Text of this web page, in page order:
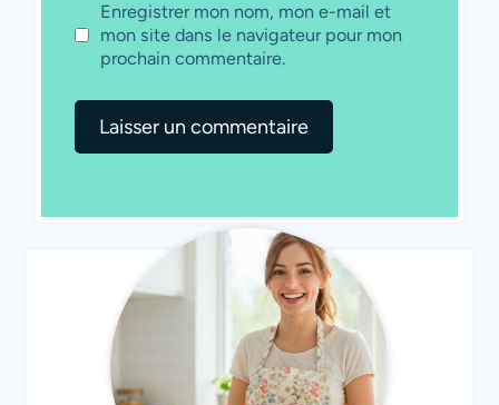
Enregistrer mon nom, mon e-mail et
mon site dans le navigateur pour mon
prochain commentaire.